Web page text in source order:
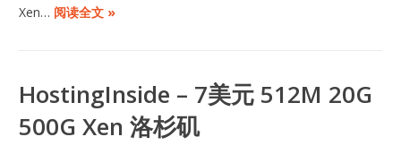
Xen… 阅读全文 »
HostingInside – 7美元 512M 20G
500G Xen 洛杉矶